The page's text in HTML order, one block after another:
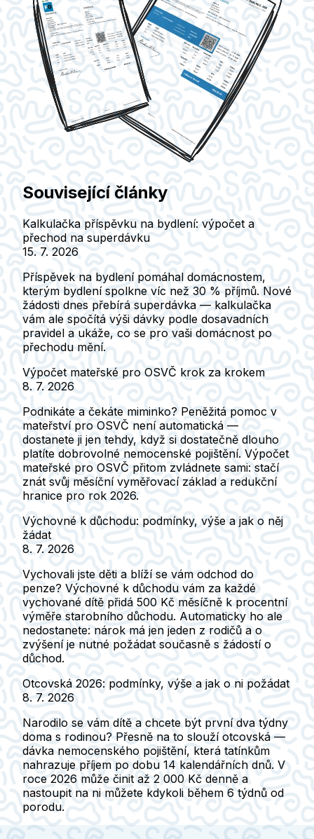
Související články
Kalkulačka příspěvku na bydlení: výpočet a
přechod na superdávku
15. 7. 2026
Příspěvek na bydlení pomáhal domácnostem,
kterým bydlení spolkne víc než 30 % příjmů. Nové
žádosti dnes přebírá superdávka — kalkulačka
vám ale spočítá výši dávky podle dosavadních
pravidel a ukáže, co se pro vaši domácnost po
přechodu mění.
Výpočet mateřské pro OSVČ krok za krokem
8. 7. 2026
Podnikáte a čekáte miminko? Peněžitá pomoc v
mateřství pro OSVČ není automatická —
dostanete ji jen tehdy, když si dostatečně dlouho
platíte dobrovolné nemocenské pojištění. Výpočet
mateřské pro OSVČ přitom zvládnete sami: stačí
znát svůj měsíční vyměřovací základ a redukční
hranice pro rok 2026.
Výchovné k důchodu: podmínky, výše a jak o něj
žádat
8. 7. 2026
Vychovali jste děti a blíží se vám odchod do
penze? Výchovné k důchodu vám za každé
vychované dítě přidá 500 Kč měsíčně k procentní
výměře starobního důchodu. Automaticky ho ale
nedostanete: nárok má jen jeden z rodičů a o
zvýšení je nutné požádat současně s žádostí o
důchod.
Otcovská 2026: podmínky, výše a jak o ni požádat
8. 7. 2026
Narodilo se vám dítě a chcete být první dva týdny
doma s rodinou? Přesně na to slouží otcovská —
dávka nemocenského pojištění, která tatínkům
nahrazuje příjem po dobu 14 kalendářních dnů. V
roce 2026 může činit až 2 000 Kč denně a
nastoupit na ni můžete kdykoli během 6 týdnů od
porodu.